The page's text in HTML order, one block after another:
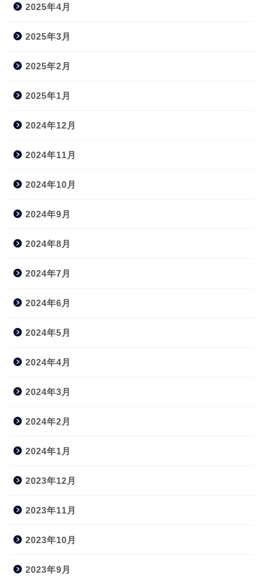
2025年4月
2025年3月
2025年2月
2025年1月
2024年12月
2024年11月
2024年10月
2024年9月
2024年8月
2024年7月
2024年6月
2024年5月
2024年4月
2024年3月
2024年2月
2024年1月
2023年12月
2023年11月
2023年10月
2023年9月